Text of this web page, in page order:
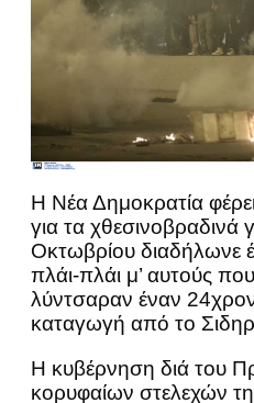
Η Νέα Δημοκρατία
για τα χθεσινοβραδινά
Οκτωβρίου διαδήλωνε
πλάι-πλάι μ’ αυτούς
λύντσαραν έναν
καταγωγή από το
Η κυβέρνηση διά του
κορυφαίων στελεχών